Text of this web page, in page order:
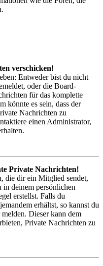
verschicken!
Entweder bist du nicht
oder die Board-
für das komplette
könnte es sein, dass der
Nachrichten zu
einen Administrator,
Private Nachrichten!
die dir ein Mitglied sendet,
in deinem persönlichen
erstellst. Falls du
erhältst, so kannst du
Dieser kann dem
Private Nachrichten zu